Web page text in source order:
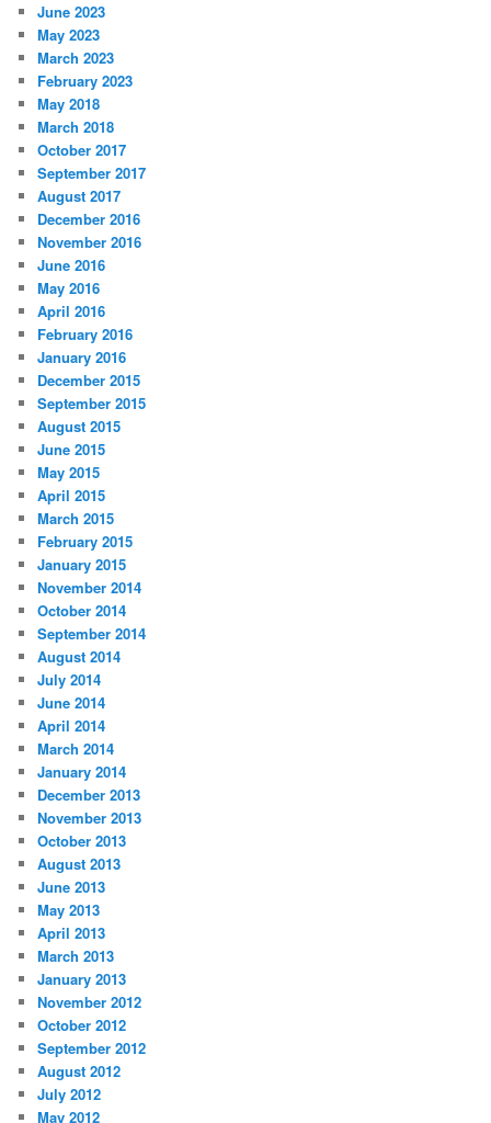
June 2023
May 2023
March 2023
February 2023
May 2018
March 2018
October 2017
September 2017
August 2017
December 2016
November 2016
June 2016
May 2016
April 2016
February 2016
January 2016
December 2015
September 2015
August 2015
June 2015
May 2015
April 2015
March 2015
February 2015
January 2015
November 2014
October 2014
September 2014
August 2014
July 2014
June 2014
April 2014
March 2014
January 2014
December 2013
November 2013
October 2013
August 2013
June 2013
May 2013
April 2013
March 2013
January 2013
November 2012
October 2012
September 2012
August 2012
July 2012
May 2012